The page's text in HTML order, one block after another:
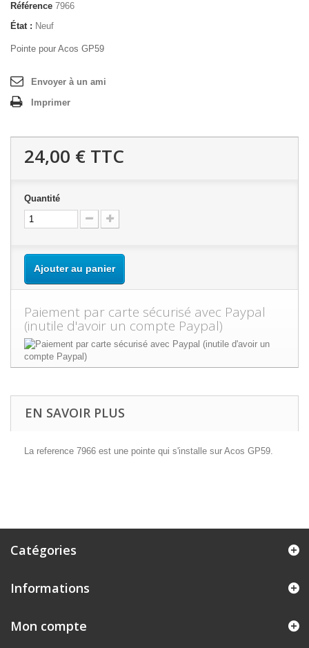
Référence 7966
État : Neuf
Pointe pour Acos GP59
Envoyer à un ami
Imprimer
24,00 € TTC
Quantité
Ajouter au panier
Paiement par carte sécurisé avec Paypal
(inutile d'avoir un compte Paypal)
EN SAVOIR PLUS
La reference 7966 est une pointe qui s'installe sur Acos GP59.
Catégories
Informations
Mon compte